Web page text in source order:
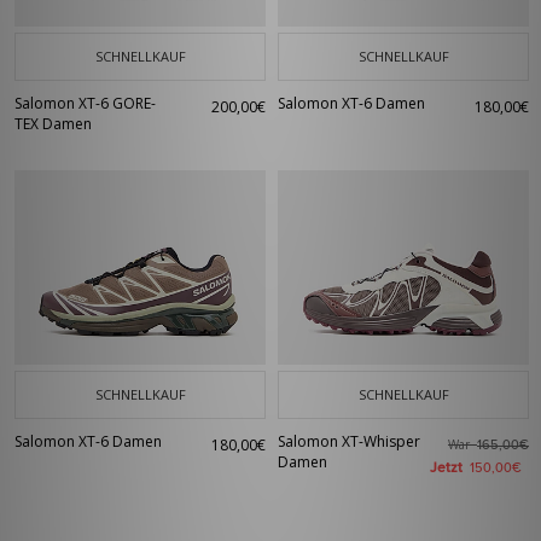
SCHNELLKAUF
Salomon XT-6 GORE-
TEX Damen
200,00€
SCHNELLKAUF
Salomon XT-6 Damen 180,00€
SCHNELLKAUF
Salomon XT-6 Damen 180,00€
SCHNELLKAUF
Salomon XT-Whisper
Damen
War165,00€
Jetzt 150,00€